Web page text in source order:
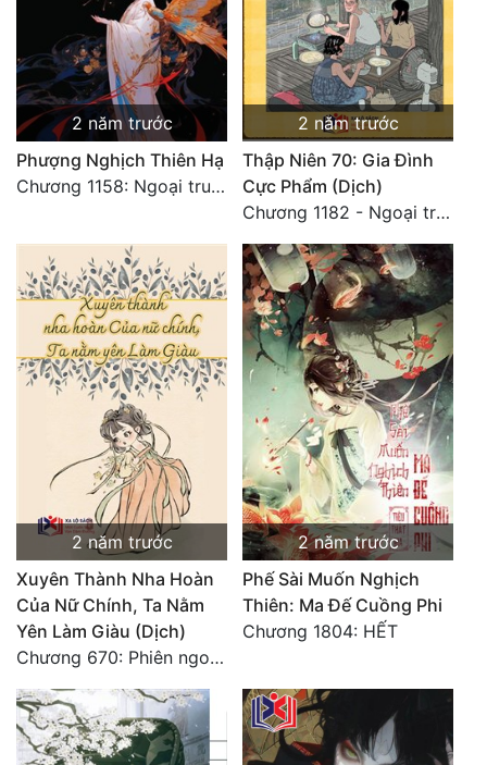
2 năm trước
Phượng Nghịch Thiên Hạ
Chương 1158: Ngoại truyện 1 - Vạn Thú Vô Cương 3
2 năm trước
Thập Niên 70: Gia Đình
Cực Phẩm (Dịch)
Chương 1182 - Ngoại truyện 4
2 năm trước
Xuyên Thành Nha Hoàn
Của Nữ Chính, Ta Nằm
Yên Làm Giàu (Dịch)
Chương 670: Phiên ngoại 16. HẾT.
2 năm trước
Phế Sài Muốn Nghịch
Thiên: Ma Đế Cuồng Phi
Chương 1804: HẾT